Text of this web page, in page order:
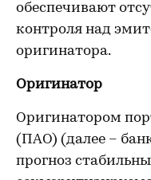
обеспечивают
контроля над
оригинатора.
Оригинатор
Оригинатором
(ПАО) (далее –
прогноз